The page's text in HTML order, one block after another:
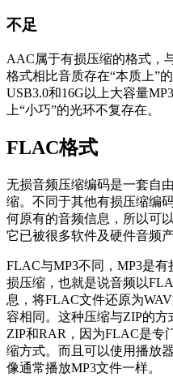
不足
AAC属于有损压缩的格式，
格式相比音质存在“本质上”
USB3.0和16G以上大容量
上“小巧”的光环不复存在。
FLAC格式
无损音频压缩编码是一套自
缩。不同于其他有损压缩编
何原有的音频信息，所以可
它已被很多软件及硬件音频
FLAC与MP3不同，MP3是
损压缩，也就是说音频以
息，将FLAC文件还原为
容相同。这种压缩与ZIP的
ZIP和RAR，因为FLAC是专
缩方式。而且可以使用播放
像通常播放MP3文件一样。